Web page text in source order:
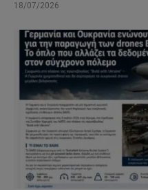
18/07/2026